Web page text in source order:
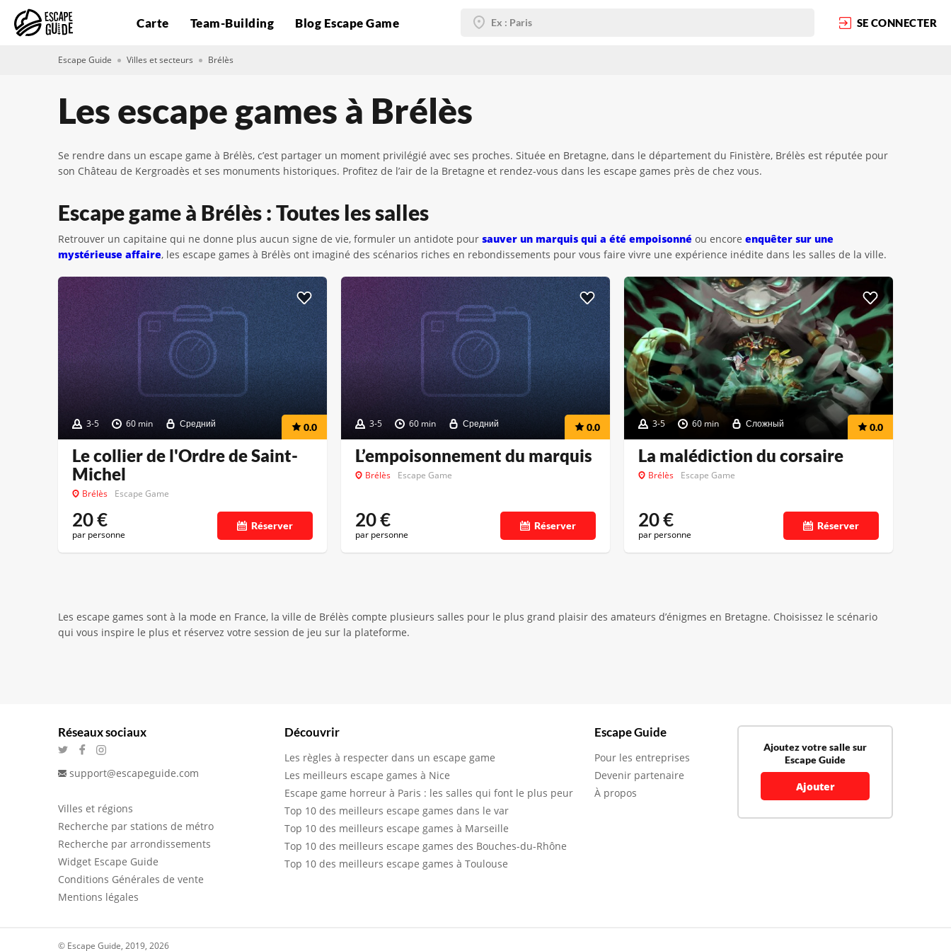
Carte Team-Building Blog Escape Game SE CONNECTER
Escape Guide Villes et secteurs Brélès
Les escape games à Brélès
Se rendre dans un escape game à Brélès, c’est partager un moment privilégié avec ses proches. Située en Bretagne, dans le département du Finistère, Brélès est réputée pour
son Château de Kergroadès et ses monuments historiques. Profitez de l’air de la Bretagne et rendez-vous dans les escape games près de chez vous.
Escape game à Brélès : Toutes les salles
Retrouver un capitaine qui ne donne plus aucun signe de vie, formuler un antidote pour sauver un marquis qui a été empoisonné ou encore enquêter sur une
mystérieuse affaire, les escape games à Brélès ont imaginé des scénarios riches en rebondissements pour vous faire vivre une expérience inédite dans les salles de la ville.
3-5 60 min Средний 0.0
Le collier de l'Ordre de Saint-
Michel
Brélès Escape Game
20€
par personne
Réserver
3-5 60 min Средний 0.0
L’empoisonnement du marquis
Brélès Escape Game
20€
par personne
Réserver
3-5 60 min Сложный 0.0
La malédiction du corsaire
Brélès Escape Game
20€
par personne
Réserver
Les escape games sont à la mode en France, la ville de Brélès compte plusieurs salles pour le plus grand plaisir des amateurs d’énigmes en Bretagne. Choisissez le scénario
qui vous inspire le plus et réservez votre session de jeu sur la plateforme.
Réseaux sociaux
support@escapeguide.com
Villes et régions
Recherche par stations de métro
Recherche par arrondissements
Widget Escape Guide
Conditions Générales de vente
Mentions légales
Découvrir
Les règles à respecter dans un escape game
Les meilleurs escape games à Nice
Escape game horreur à Paris : les salles qui font le plus peur
Top 10 des meilleurs escape games dans le var
Top 10 des meilleurs escape games à Marseille
Top 10 des meilleurs escape games des Bouches-du-Rhône
Top 10 des meilleurs escape games à Toulouse
Escape Guide
Pour les entreprises
Devenir partenaire
À propos
Ajoutez votre salle sur
Escape Guide
Ajouter
© Escape Guide, 2019, 2026